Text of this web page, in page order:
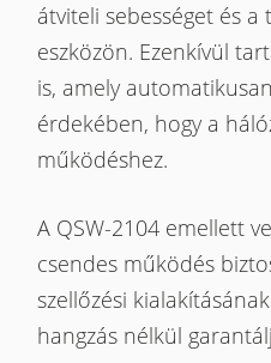
átviteli sebességet és
eszközön. Ezenkívül
is, amely
érdekében, hogy a
működéshez.
A QSW-2104 emellett
csendes működés
szellőzési
hangzás nélkül